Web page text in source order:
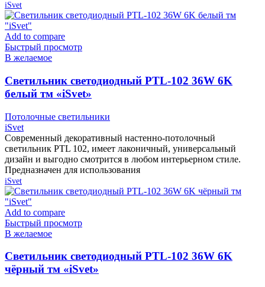
iSvet
Add to compare
Быстрый просмотр
В желаемое
Cветильник светодиодный PTL-102 36W 6K
белый тм «iSvet»
Потолочные светильники
iSvet
Современный декоративный настенно-потолочный
светильник PTL 102, имеет лаконичный, универсальный
дизайн и выгодно смотрится в любом интерьерном стиле.
Предназначен для использования
iSvet
Add to compare
Быстрый просмотр
В желаемое
Cветильник светодиодный PTL-102 36W 6K
чёрный тм «iSvet»